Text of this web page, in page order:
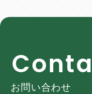
Conta
お問い合わせ